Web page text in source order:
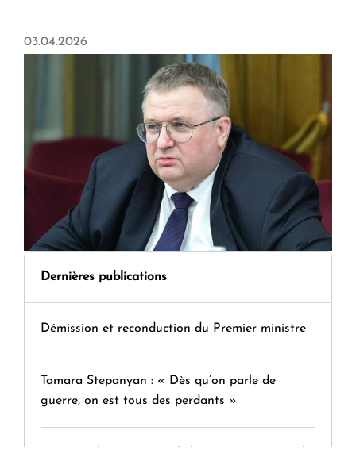
03.04.2026
Dernières publications
Démission et reconduction du Premier ministre
Tamara Stepanyan : « Dès qu’on parle de
guerre, on est tous des perdants »